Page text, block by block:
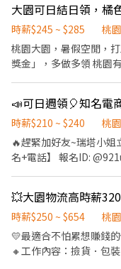
微波爐、外出用餐、有
問 ⭐ 官方帳號 : https://lin.ee/jVYoe5J ★
話 / 截圖職缺文 ★
薪 📲 想了解或立即預約面試，歡
800-929
$230 有堆高機時薪+20
(可周休、假日早班)
觀音區寶倉街108號 (可
路 128 號 5F (限排休) . ♦️用餐：免費供餐 ♦️冰箱、微波爐、外出用
時薪$245 ~ $285
桃
桃園大園，暑假空閒，打工賺
獎金」，多做多領 桃園有三個倉庫可選
00:00 225+50時薪275 晚八班時間：20:00~00:00 225+40時薪265
大夜班時間：00:00-09:00 245+40時薪
國際路 桃園市大園區水源路 桃園市大園區建國路 《另有運務行政職
缺，歡迎「搶位」 》
時薪$210 ~ $240
桃
🔥趕緊加好友~瑞塔小
名+電話】 報名ID:
➤無經驗可➤不加班都沒
容】： 理貨人員： ➡️檢
人員(依現場工作指派為
中班：13:00~22:00 晚
$220H ➡️晚班 $240H ✅
時薪$250 ~ $654
桃
💛最適合不怕累想賺錢
🔸工作內容：撿貨．包裝．掃條碼 - 🚩大園倉(